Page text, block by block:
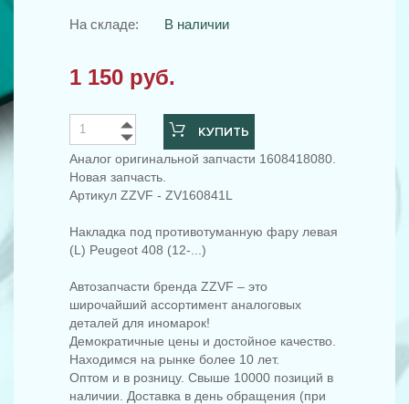
На складе: В наличии
1 150 руб.
КУПИТЬ
Аналог оригинальной запчасти 1608418080.
Новая запчасть.
Артикул ZZVF - ZV160841L
Накладка под противотуманную фару левая
(L) Peugeot 408 (12-...)
Автозапчасти бренда ZZVF – это
широчайший ассортимент аналоговых
деталей для иномарок!
Демократичные цены и достойное качество.
Находимся на рынке более 10 лет.
Оптом и в розницу. Свыше 10000 позиций в
наличии. Доставка в день обращения (при